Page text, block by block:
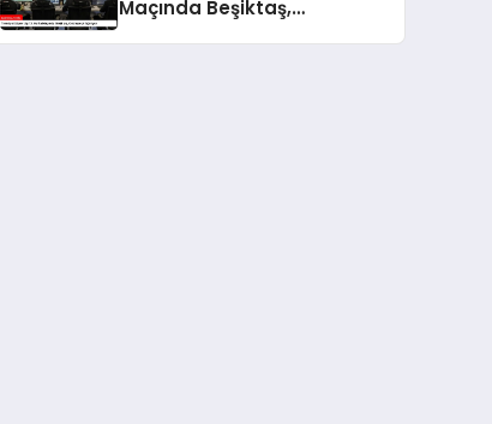
Maçında Beşiktaş,